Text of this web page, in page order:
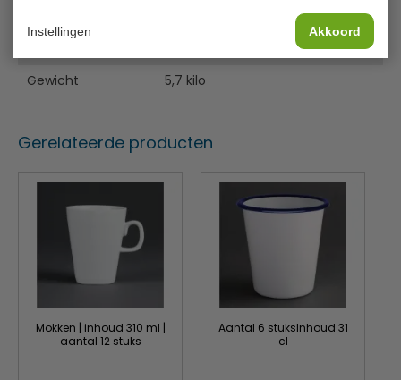
Instellingen Akkoord
Gewicht
5,7 kilo
Gerelateerde producten
Mokken | inhoud 310 ml |
aantal 12 stuks
Aantal 6 stuksInhoud 31
cl